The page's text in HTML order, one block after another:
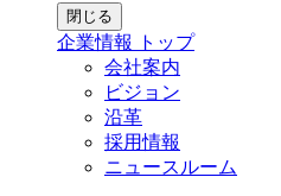
閉じる
企業情報 トップ
会社案内
ビジョン
沿革
採用情報
ニュースルーム